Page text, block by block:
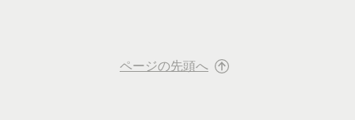
ページの先頭へ